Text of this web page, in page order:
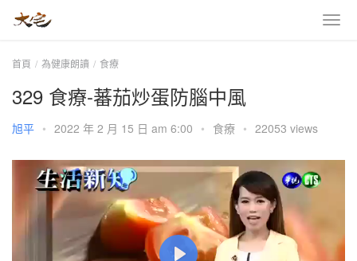
首頁 為健康朗讀 食療
329 食療-蕃茄炒蛋防腦中風
旭平 • 2022 年 2 月 15 日 am 6:00 • 食療 • 22053 views